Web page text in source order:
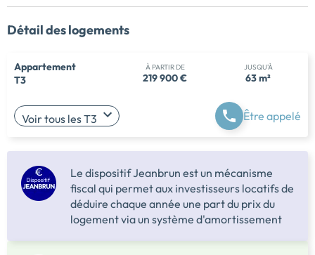
Détail des logements
Appartement
T3
À PARTIR DE
219 900 €
JUSQU'À
63 m²
Voir tous les T3 Être appelé
Le dispositif Jeanbrun est un mécanisme
fiscal qui permet aux investisseurs locatifs de
déduire chaque année une part du prix du
logement via un système d'amortissement